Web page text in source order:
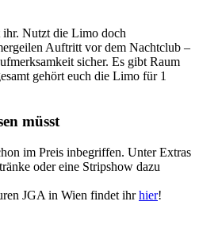
ihr. Nutzt die Limo doch
Auftritt vor dem Nachtclub –
sicher. Es gibt Raum
gehört euch die Limo für 1
müsst
im Preis inbegriffen. Unter Extras
oder eine Stripshow dazu
JGA in Wien findet ihrhier!